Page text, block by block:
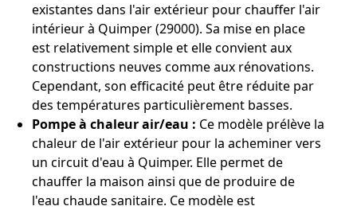
existantes dans l'air extérieur pour chauffer l'air
intérieur à Quimper (29000). Sa mise en place
est relativement simple et elle convient aux
constructions neuves comme aux rénovations.
Cependant, son efficacité peut être réduite par
des températures particulièrement basses.
Pompe à chaleur air/eau : Ce modèle prélève la
chaleur de l'air extérieur pour la acheminer vers
un circuit d'eau à Quimper. Elle permet de
chauffer la maison ainsi que de produire de
l'eau chaude sanitaire. Ce modèle est